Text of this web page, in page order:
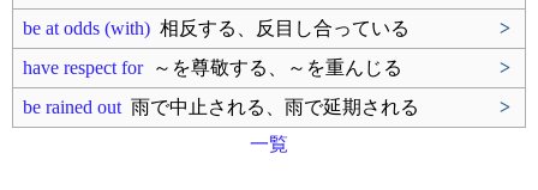
be at odds (with) 相反する、反目し合っている
>
have respect for～を尊敬する、～を重んじる
>
be rained out 雨で中止される、雨で延期される
>
一覧